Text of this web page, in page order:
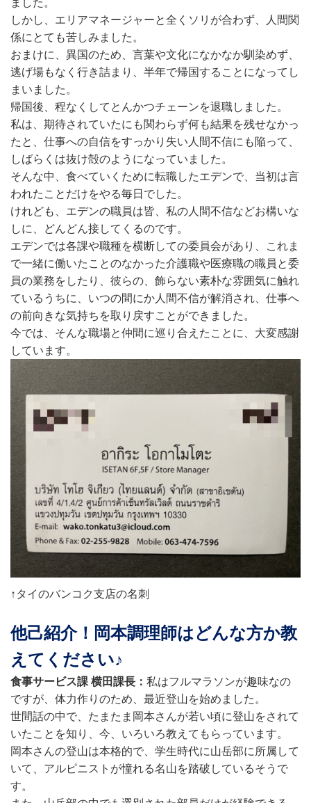
ました。
しかし、エリアマネージャーと全くソリが合わず、人間関
係にとても苦しみました。
おまけに、異国のため、言葉や文化になかなか馴染めず、
逃げ場もなく行き詰まり、半年で帰国することになってし
まいました。
帰国後、程なくしてとんかつチェーンを退職しました。
私は、期待されていたにも関わらず何も結果を残せなかっ
たと、仕事への自信をすっかり失い人間不信にも陥って、
しばらくは抜け殻のようになっていました。
そんな中、食べていくために転職したエデンで、当初は言
われたことだけをやる毎日でした。
けれども、エデンの職員は皆、私の人間不信などお構いな
しに、どんどん接してくるのです。
エデンでは各課や職種を横断しての委員会があり、これま
で一緒に働いたことのなかった介護職や医療職の職員と委
員の業務をしたり、彼らの、飾らない素朴な雰囲気に触れ
ているうちに、いつの間にか人間不信が解消され、仕事へ
の前向きな気持ちを取り戻すことができました。
今では、そんな職場と仲間に巡り合えたことに、大変感謝
しています。
↑タイのバンコク支店の名刺
他己紹介！岡本調理師はどんな方か教
えてください♪
食事サービス課 横田課長： 私はフルマラソンが趣味なの
ですが、体力作りのため、最近登山を始めました。
世間話の中で、たまたま岡本さんが若い頃に登山をされて
いたことを知り、今、いろいろ教えてもらっています。
岡本さんの登山は本格的で、学生時代に山岳部に所属して
いて、アルピニストが憧れる名山を踏破しているそうで
す。